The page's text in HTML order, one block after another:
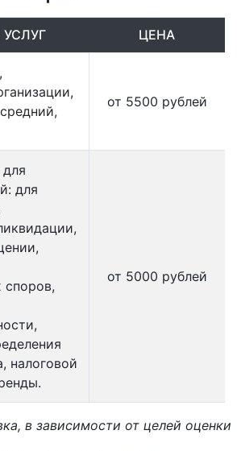
УСЛУГ ЦЕНА
от 5500 рублей
для
налоговой
от 5000 рублей
в зависимости от целей оценки